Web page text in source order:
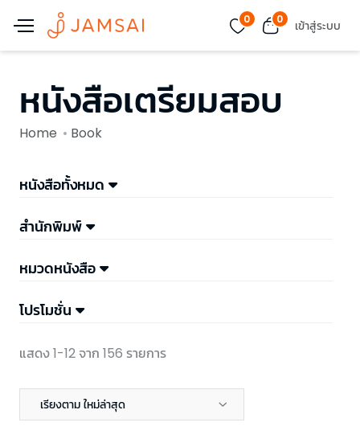
0 0 เข้าสู่ระบบ
หนังสือเตรียมสอบ
Home Book
หนังสือทั้งหมด
สำนักพิมพ์
หมวดหนังสือ
โปรโมชั่น
แสดง 1-12 จาก 156 รายการ
เรียงตาม ใหม่ล่าสุด